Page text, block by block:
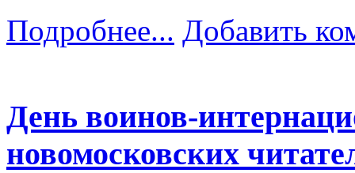
Подробнее... Добавить
День воинов-
новомосковских